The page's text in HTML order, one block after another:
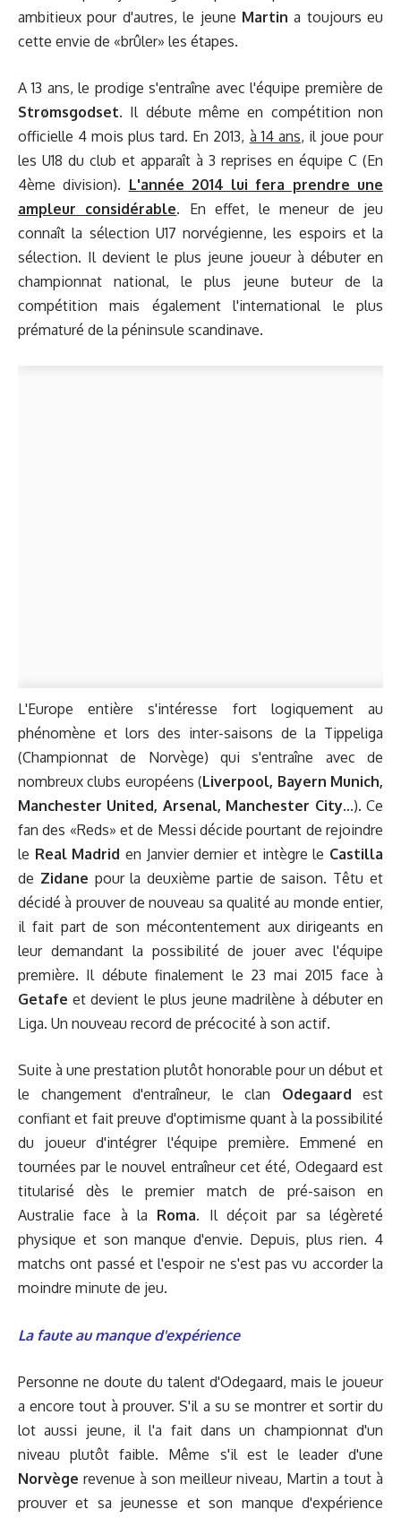
ambitieux pour d'autres, le jeune Martin a toujours eu
cette envie de «brûler» les étapes.
A 13 ans, le prodige s'entraîne avec l'équipe première de
Strømsgodset. Il débute même en compétition non
officielle 4 mois plus tard. En 2013, à 14 ans, il joue pour
les U18 du club et apparaît à 3 reprises en équipe C (En
4ème division). L'année 2014 lui fera prendre une
ampleur considérable. En effet, le meneur de jeu
connaît la sélection U17 norvégienne, les espoirs et la
sélection. Il devient le plus jeune joueur à débuter en
championnat national, le plus jeune buteur de la
compétition mais également l'international le plus
prématuré de la péninsule scandinave.
L'Europe entière s'intéresse fort logiquement au
phénomène et lors des inter-saisons de la Tippeliga
(Championnat de Norvège) qui s'entraîne avec de
nombreux clubs européens (Liverpool, Bayern Munich,
Manchester United, Arsenal, Manchester City...). Ce
fan des «Reds» et de Messi décide pourtant de rejoindre
le Real Madrid en Janvier dernier et intègre le Castilla
de Zidane pour la deuxième partie de saison. Têtu et
décidé à prouver de nouveau sa qualité au monde entier,
il fait part de son mécontentement aux dirigeants en
leur demandant la possibilité de jouer avec l'équipe
première. Il débute finalement le 23 mai 2015 face à
Getafe et devient le plus jeune madrilène à débuter en
Liga. Un nouveau record de précocité à son actif.
Suite à une prestation plutôt honorable pour un début et
le changement d'entraîneur, le clan Odegaard est
confiant et fait preuve d'optimisme quant à la possibilité
du joueur d'intégrer l'équipe première. Emmené en
tournées par le nouvel entraîneur cet été, Odegaard est
titularisé dès le premier match de pré-saison en
Australie face à la Roma. Il déçoit par sa légèreté
physique et son manque d'envie. Depuis, plus rien. 4
matchs ont passé et l'espoir ne s'est pas vu accorder la
moindre minute de jeu.
La faute au manque d'expérience
Personne ne doute du talent d'Odegaard, mais le joueur
a encore tout à prouver. S'il a su se montrer et sortir du
lot aussi jeune, il l'a fait dans un championnat d'un
niveau plutôt faible. Même s'il est le leader d'une
Norvège revenue à son meilleur niveau, Martin a tout à
prouver et sa jeunesse et son manque d'expérience